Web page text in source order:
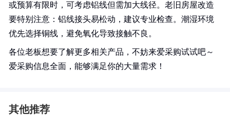
或预算有限时，可考虑铝线但需加大线径。老旧房屋改造
要特别注意：铝线接头易松动，建议专业检查。潮湿环境
优先选择铜线，避免氧化导致接触不良。
各位老板想要了解更多相关产品，不妨来爱采购试试吧～
爱采购信息全面，能够满足你的大量需求！
其他推荐